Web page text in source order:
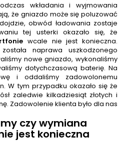
wkładania i wyjmowania
że gniazdo może się poluzować
obwód ładowania zostaje
tej usterki okazało się, że
wcale nie jest konieczna.
naprawa uszkodzonego
nowe gniazdo, wykonaliśmy
dotychczasową baterię. Na
i oddaliśmy zadowolonemu
W tym przypadku okazało się że
zaledwie kilkadziesiąt złotych i
Zadowolenie klienta było dla nas
czy wymiana
jest konieczna